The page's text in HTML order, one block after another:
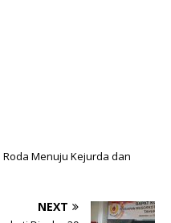
Menuju Kejurda dan
NEXT